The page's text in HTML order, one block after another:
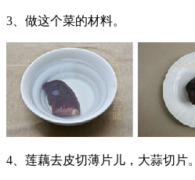
3、做这个菜的材料。
4、莲藕去皮切薄片儿，大蒜切片。